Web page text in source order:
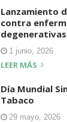
Lanzamiento
contra
degenerativas
1 junio, 2026
LEER MÁS
Día Mundial
Tabaco
29 mayo, 2026